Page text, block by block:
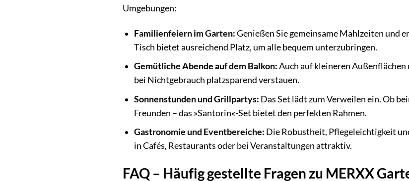
Umgebungen:
Familienfeiern im Garten:Genießen Sie gemeinsame Mahlzeiten und
Tisch bietet ausreichend Platz, um alle bequem unterzubringen.
Gemütliche Abende auf dem Balkon:Auch auf kleineren Außenflächen
bei Nichtgebrauch platzsparend verstauen.
Sonnenstunden und Grillpartys: Das Set lädt zum Verweilen ein. Ob
Freunden – das »Santorin«-Set bietet den perfekten Rahmen.
Gastronomie und Eventbereiche: Die Robustheit, Pflegeleichtigkeit
in Cafés, Restaurants oder bei Veranstaltungen attraktiv.
FAQ – Häufig gestellte Fragen zu MERXX